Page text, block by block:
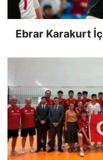
Ebrar Karakurt